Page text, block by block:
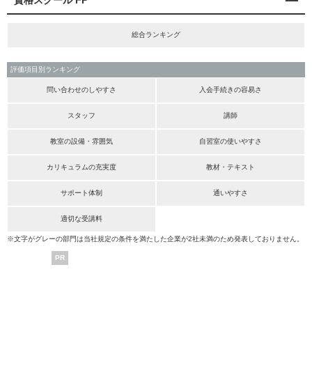
総合ランキング
評価項目別ランキング
問い合わせのしやすさ 入会手続きの容易さ
スタッフ 講師
教室の設備・雰囲気 自習室の使いやすさ
カリキュラムの充実度 教材・テキスト
サポート体制 通いやすさ
適切な受講料
※文字がグレーの部門は当社規定の条件を満たした企業が2社未満のため発表しておりません。
PR